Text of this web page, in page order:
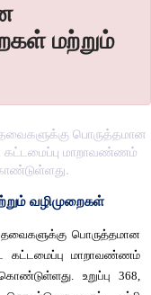
மற்றும்
பொருத்தமான
கட்டமைப்பு மாறாவண்ணம்